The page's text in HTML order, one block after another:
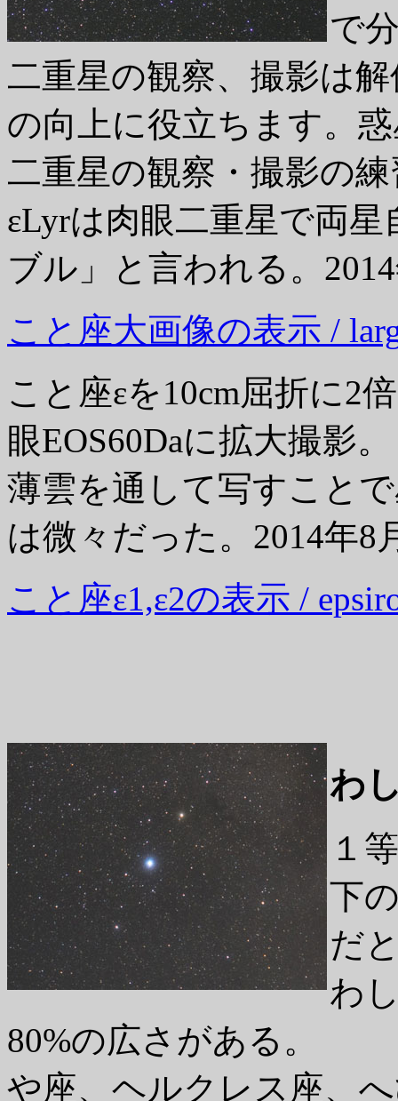
で
二重星の観察、撮影は
の向上に役立ちます。
二重星の観察・撮影の
εLyrは肉眼二重星で両
ブル」と言われる。
こと座大画像の表示 /
こと座εを10cm屈折に2
眼EOS60Daに拡大撮影。
薄雲を通して写すこと
は微々だった。2014年8
こと座ε1,ε2の表示 /
わ
１
下
だ
わ
80%の広さがある。
や座、ヘルクレス座、